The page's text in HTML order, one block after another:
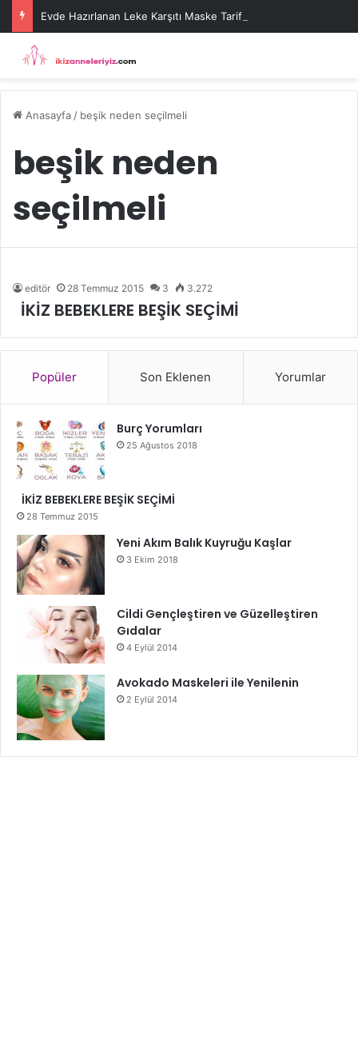
Evde Hazırlanan Leke Karşıtı Maske Tarifleri
Anasayfa / beşik neden seçilmeli
beşik neden
seçilmeli
editör 28 Temmuz 2015 3 3.272
İKİZ BEBEKLERE BEŞİK SEÇİMİ
Popüler Son Eklenen Yorumlar
Burç Yorumları
25 Ağustos 2018
İKİZ BEBEKLERE BEŞİK SEÇİMİ
28 Temmuz 2015
Yeni Akım Balık Kuyruğu Kaşlar
3 Ekim 2018
Cildi Gençleştiren ve Güzelleştiren
Gıdalar
4 Eylül 2014
Avokado Maskeleri ile Yenilenin
2 Eylül 2014